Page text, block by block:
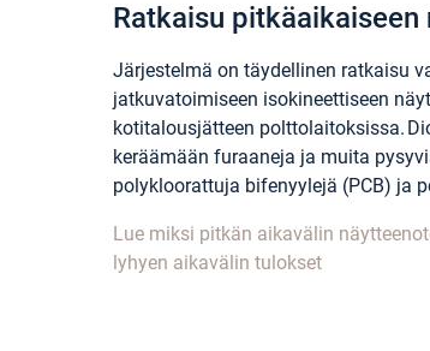
Ratkaisu
Järjestelmä on täydellinen ratkaisu
jatkuvatoimiseen isokineettiseen
kotitalousjätteen polttolaitoksissa.
keräämään furaaneja ja muita
polykloorattuja bifenyylejä (PCB) ja
Lue miksi pitkän aikavälin
lyhyen aikavälin tulokset